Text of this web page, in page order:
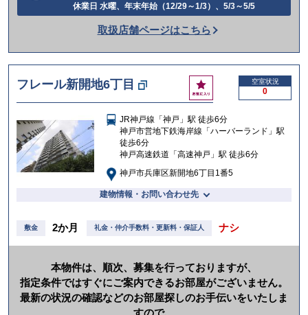
休業日 水曜、年末年始（12/29～1/3）、5/3～5/5
話
か
け
る
取扱店舗ページはこちら
フレール新開地6丁目
お
気
入
り
空室状況
0
JR神戸線「神戸」駅 徒歩6分
神戸市営地下鉄海岸線「ハーバーランド」駅
徒歩6分
神戸高速鉄道「高速神戸」駅 徒歩6分
神戸市兵庫区新開地6丁目1番5
建物情報・お問い合わせ先
敷金 2か月 礼金・仲介手数料・更新料・保証人 ナシ
本物件は、順次、募集を行っておりますが、
指定条件ではすぐにご案内できるお部屋がございません。
最新の状況の確認などのお部屋探しのお手伝いをいたしま
すので、